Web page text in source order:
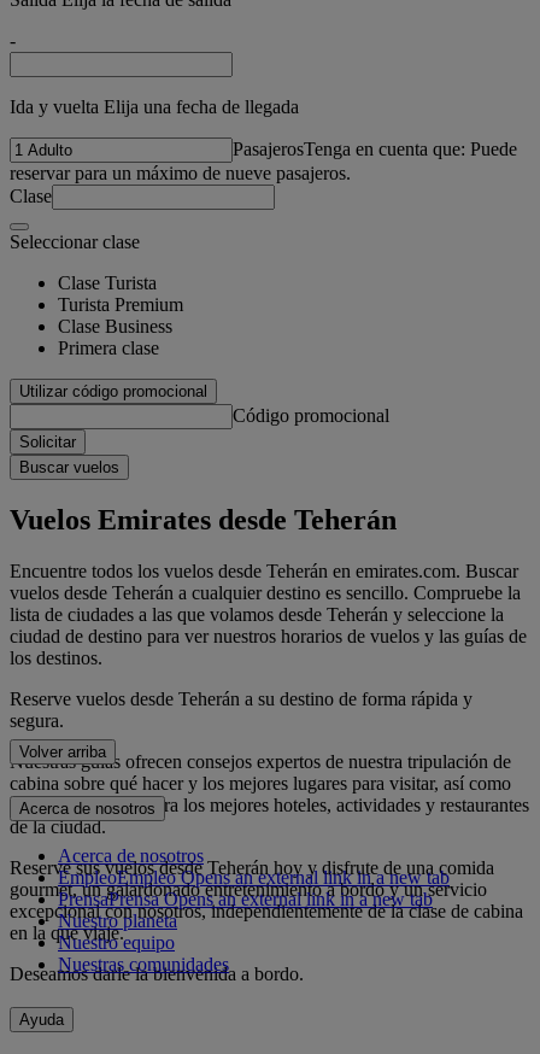
-
Ida y vuelta Elija una fecha de llegada
PasajerosTenga en cuenta que: Puede
reservar para un máximo de nueve pasajeros.
Clase
Seleccionar clase
Clase Turista
Turista Premium
Clase Business
Primera clase
Utilizar código promocional
Código promocional
Solicitar
Buscar vuelos
Vuelos Emirates desde Teherán
Encuentre todos los vuelos desde Teherán en emirates.com. Buscar
vuelos desde Teherán a cualquier destino es sencillo. Compruebe la
lista de ciudades a las que volamos desde Teherán y seleccione la
ciudad de destino para ver nuestros horarios de vuelos y las guías de
los destinos.
Reserve vuelos desde Teherán a su destino de forma rápida y
segura.
Nuestras guías ofrecen consejos expertos de nuestra tripulación de
cabina sobre qué hacer y los mejores lugares para visitar, así como
recomendaciones para los mejores hoteles, actividades y restaurantes
de la ciudad.
Reserve sus vuelos desde Teherán hoy y disfrute de una comida
gourmet, un galardonado entretenimiento a bordo y un servicio
excepcional con nosotros, independientemente de la clase de cabina
en la que viaje.
Deseamos darle la bienvenida a bordo.
Volver arriba
Acerca de nosotros
Acerca de nosotros
EmpleoEmpleo Opens an external link in a new tab
PrensaPrensa Opens an external link in a new tab
Nuestro planeta
Nuestro equipo
Nuestras comunidades
Ayuda